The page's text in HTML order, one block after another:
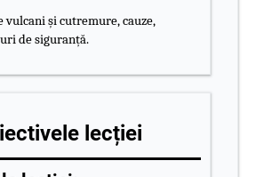
vulcani și cutremure, cauze,
de siguranță.
lecției